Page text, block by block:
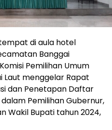
di aula hotel
Banggai
Pemilihan Umum
Laut menggelar Rapat
dan Penetapan Daftar
Pemilihan Gubernur,
Wakil Bupati tahun 2024,